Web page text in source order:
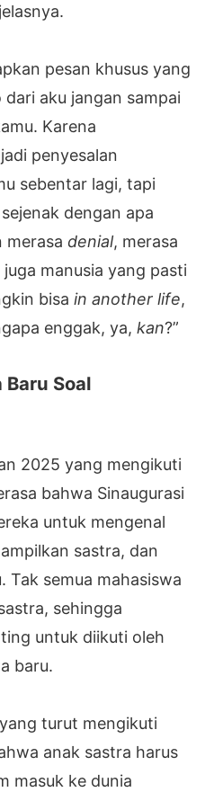
pesan khusus yang
dari aku jangan sampai
Karena
penyesalan
sebentar lagi, tapi
dengan apa
merasa denial, merasa
manusia yang pasti
bisa in another life,
enggak, ya, kan?”
Soal
2025 yang mengikuti
bahwa Sinaugurasi
untuk mengenal
sastra, dan
Tak semua mahasiswa
sehingga
untuk diikuti oleh
baru.
turut mengikuti
anak sastra harus
masuk ke dunia